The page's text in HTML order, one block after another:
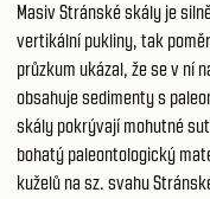
Masiv Stránské skály je
vertikální pukliny, tak
průzkum ukázal, že se v ní
obsahuje sedimenty s
skály pokrývají mohutné
bohatý paleontologický
kuželů na sz. svahu